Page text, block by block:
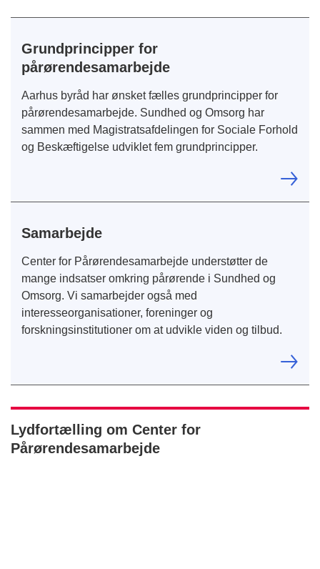
Grundprincipper for
pårørendesamarbejde
Aarhus byråd har ønsket fælles grundprincipper for
pårørendesamarbejde. Sundhed og Omsorg har
sammen med Magistratsafdelingen for Sociale Forhold
og Beskæftigelse udviklet fem grundprincipper.
Samarbejde
Center for Pårørendesamarbejde understøtter de
mange indsatser omkring pårørende i Sundhed og
Omsorg. Vi samarbejder også med
interesseorganisationer, foreninger og
forskningsinstitutioner om at udvikle viden og tilbud.
Lydfortælling om Center for
Pårørendesamarbejde